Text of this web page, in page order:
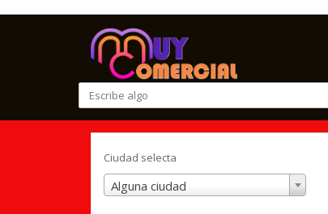
Ciudad selecta
Alguna ciudad